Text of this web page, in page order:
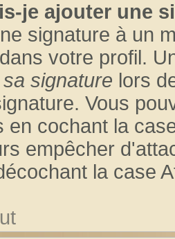
je ajouter une
signature à un
votre profil.
signature lors
Vous
en cochant la
empêcher
la case